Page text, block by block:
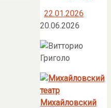
22.01.2026
20.06.2026
Михайловский